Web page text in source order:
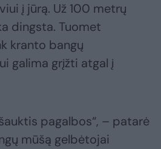
į jūrą. Už 100 metrų
dingsta. Tuomet
kranto bangų
galima grįžti atgal į
pagalbos“, – patarė
mūšą gelbėtojai